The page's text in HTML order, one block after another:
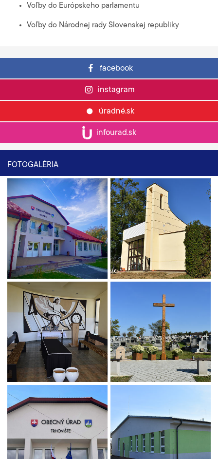
Voľby do Európskeho parlamentu
Voľby do Národnej rady Slovenskej republiky
facebook
instagram
úradné.sk
infourad.sk
FOTOGALÉRIA